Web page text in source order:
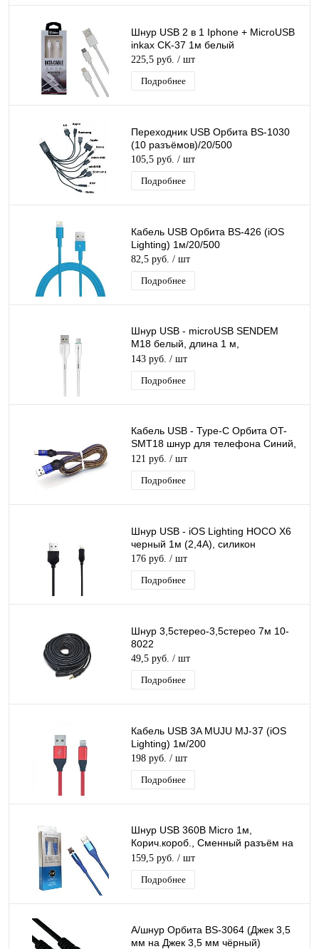
Шнур USB 2 в 1 Iphone + MicroUSB
inkax CK-37 1м белый
225,5 руб. / шт
Подробнее
Переходник USB Орбита BS-1030
(10 разъёмов)/20/500
105,5 руб. / шт
Подробнее
Кабель USB Орбита BS-426 (iOS
Lighting) 1м/20/500
82,5 руб. / шт
Подробнее
Шнур USB - microUSB SENDEM
M18 белый, длина 1 м,
силиконовый кабель
143 руб. / шт
Подробнее
Кабель USB - Type-C Орбита OT-
SMT18 шнур для телефона Синий,
длина 1м, 2.4A
121 руб. / шт
Подробнее
Шнур USB - iOS Lighting HOCO X6
черный 1м (2,4А), силикон
176 руб. / шт
Подробнее
Шнур 3,5стерео-3,5стерео 7м 10-
8022
49,5 руб. / шт
Подробнее
Кабель USB 3A MUJU MJ-37 (iOS
Lighting) 1м/200
198 руб. / шт
Подробнее
Шнур USB 360B Micro 1м,
Корич.короб., Сменный разъём на
магните 360 градусов Тканевый
159,5 руб. / шт
Подробнее
А/шнур Орбита BS-3064 (Джек 3,5
мм на Джек 3,5 мм чёрный)